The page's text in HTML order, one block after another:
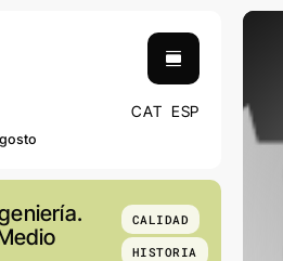
CAT ESP
CALIDAD
HISTORIA